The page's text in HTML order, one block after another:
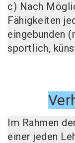
c) Nach
Fähigkeiten
eingebunden
sportlich,
Im Rahmen
einer jeden